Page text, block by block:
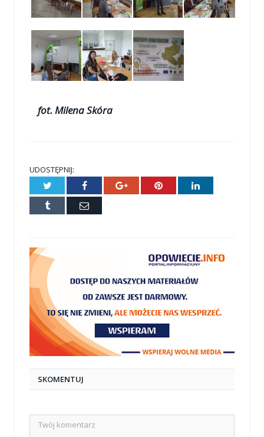
fot. Milena Skóra
UDOSTĘPNIJ:
Twitter Facebook Google+ Pinterest LinkedIn
Tumblr
E-
SKOMENTUJ